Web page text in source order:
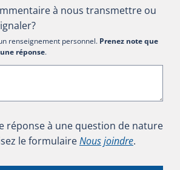
à nous transmettre ou
renseignement personnel. Prenez note que
réponse.
réponse à une question de nature
le formulaireNous joindre.